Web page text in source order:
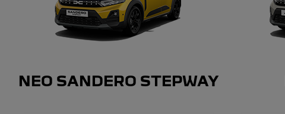
ΝΕΟ SANDERO STEPWAY